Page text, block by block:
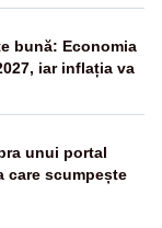
bună: Economia
iar inflația va
unui portal
care scumpește